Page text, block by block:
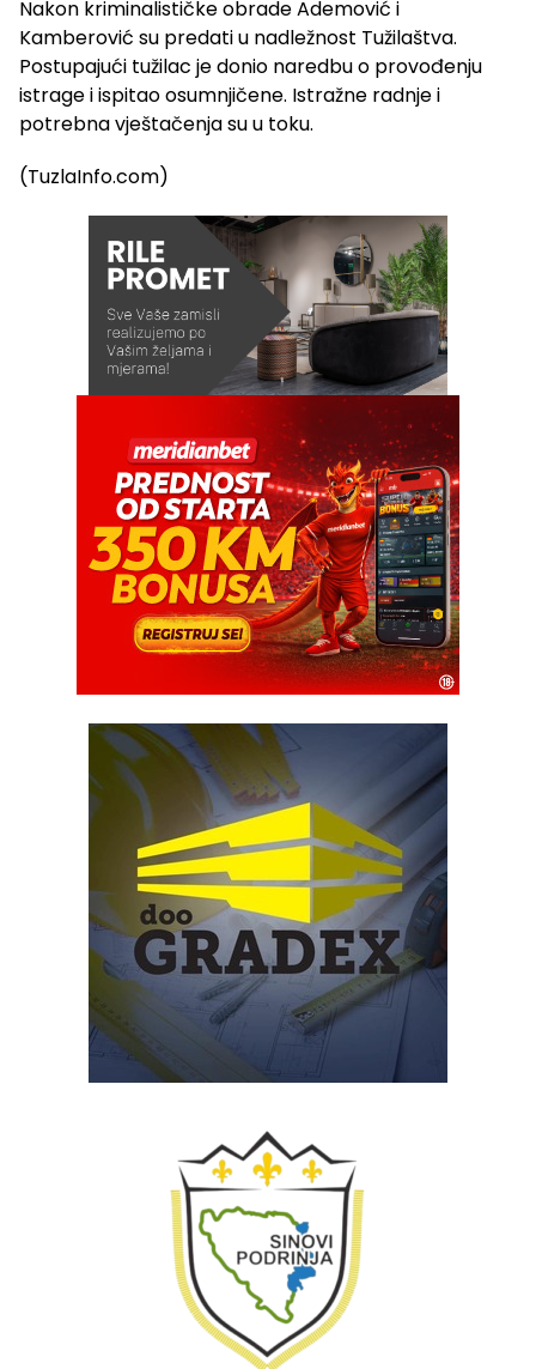
Nakon kriminalističke obrade Ademović i
Kamberović su predati u nadležnost Tužilaštva.
Postupajući tužilac je donio naredbu o provođenju
istrage i ispitao osumnjičene. Istražne radnje i
potrebna vještačenja su u toku.
(TuzlaInfo.com)